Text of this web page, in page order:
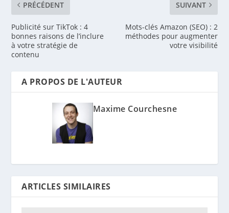
PRÉCÉDENT
Publicité sur TikTok : 4
bonnes raisons de l’inclure
à votre stratégie de
contenu
SUIVANT
Mots-clés Amazon (SEO) : 2
méthodes pour augmenter
votre visibilité
A PROPOS DE L'AUTEUR
Maxime Courchesne
ARTICLES SIMILAIRES